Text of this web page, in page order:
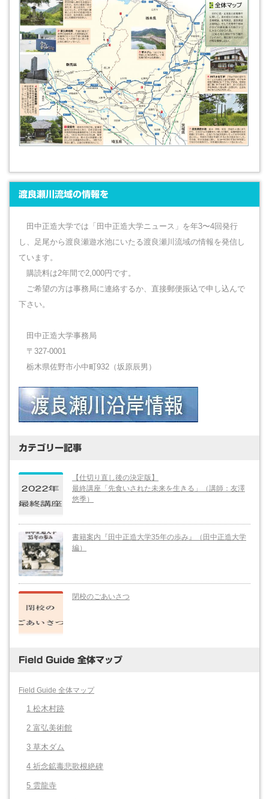
渡良瀬川流域の情報を
田中正造大学では「田中正造大学ニュース」を年3〜4回発行
し、足尾から渡良瀬遊水池にいたる渡良瀬川流域の情報を発信し
ています。
購読料は2年間で2,000円です。
ご希望の方は事務局に連絡するか、直接郵便振込で申し込んで
下さい。
田中正造大学事務局
〒327-0001
栃木県佐野市小中町932（坂原辰男）
カテゴリー記事
【仕切り直し後の決定版】
最終講座「先食いされた未来を生きる」（講師：友澤
悠季）
書籍案内『田中正造大学35年の歩み』（田中正造大学
編）
閉校のごあいさつ
Field Guide 全体マップ
Field Guide 全体マップ
1 松木村跡
2 富弘美術館
3 草木ダム
4 祈念鉱毒悲歌根絶碑
5 雲龍寺